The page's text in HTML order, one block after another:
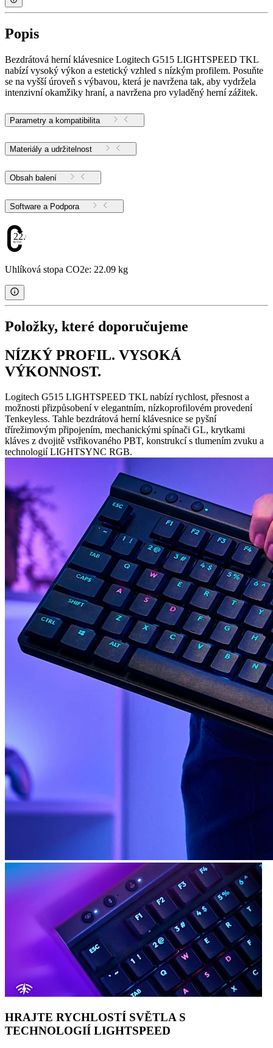
Popis
Bezdrátová herní klávesnice Logitech G515 LIGHTSPEED TKL
nabízí vysoký výkon a estetický vzhled s nízkým profilem. Posuňte
se na vyšší úroveň s výbavou, která je navržena tak, aby vydržela
intenzivní okamžiky hraní, a navržena pro vyladěný herní zážitek.
Parametry a kompatibilita
Materiály a udržitelnost
Obsah balení
Software a Podpora
22.09
Uhlíková stopa CO2e: 22.09 kg
Položky, které doporučujeme
NÍZKÝ PROFIL. VYSOKÁ
VÝKONNOST.
Logitech G515 LIGHTSPEED TKL nabízí rychlost, přesnost a
možnosti přizpůsobení v elegantním, nízkoprofilovém provedení
Tenkeyless. Tahle bezdrátová herní klávesnice se pyšní
třírežimovým připojením, mechanickými spínači GL, krytkami
kláves z dvojitě vstřikovaného PBT, konstrukcí s tlumením zvuku a
technologií LIGHTSYNC RGB.
HRAJTE RYCHLOSTÍ SVĚTLA S
TECHNOLOGIÍ LIGHTSPEED